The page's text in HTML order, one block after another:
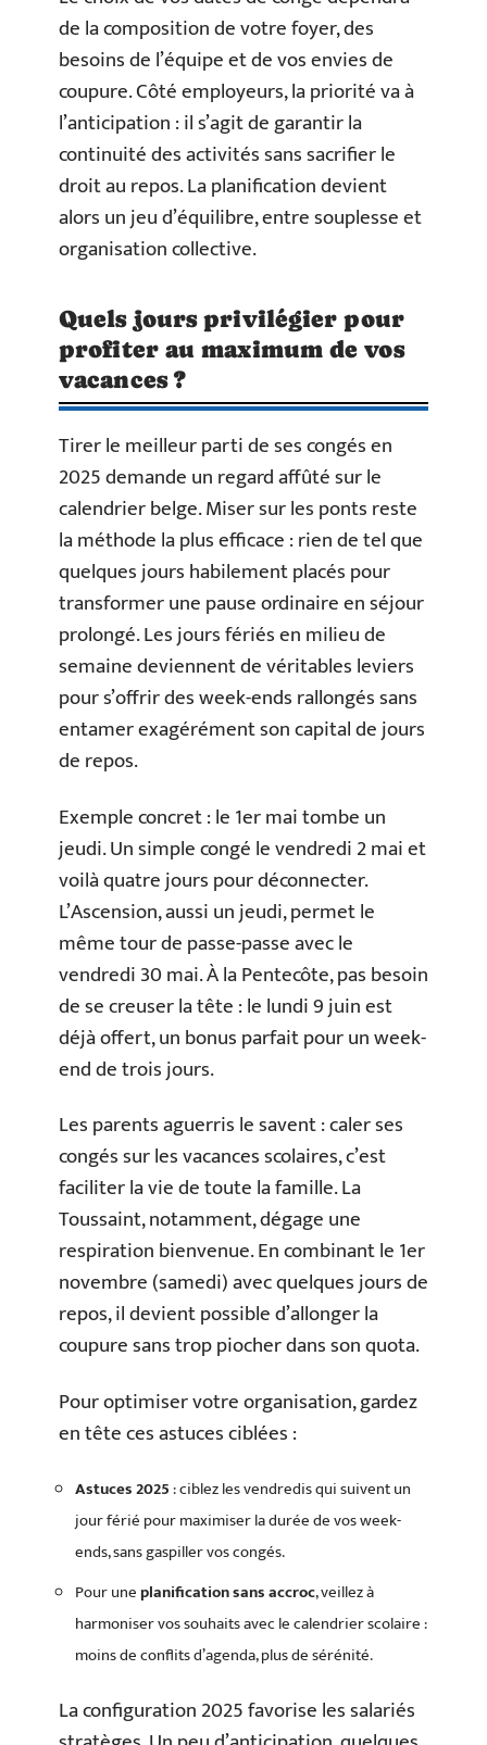
de la composition de votre foyer, des
besoins de l’équipe et de vos envies de
coupure. Côté employeurs, la priorité va à
l’anticipation : il s’agit de garantir la
continuité des activités sans sacrifier le
droit au repos. La planification devient
alors un jeu d’équilibre, entre souplesse et
organisation collective.
Quels jours privilégier pour
profiter au maximum de vos
vacances ?
Tirer le meilleur parti de ses congés en
2025 demande un regard affûté sur le
calendrier belge. Miser sur les ponts reste
la méthode la plus efficace : rien de tel que
quelques jours habilement placés pour
transformer une pause ordinaire en séjour
prolongé. Les jours fériés en milieu de
semaine deviennent de véritables leviers
pour s’offrir des week-ends rallongés sans
entamer exagérément son capital de jours
de repos.
Exemple concret : le 1er mai tombe un
jeudi. Un simple congé le vendredi 2 mai et
voilà quatre jours pour déconnecter.
L’Ascension, aussi un jeudi, permet le
même tour de passe-passe avec le
vendredi 30 mai. À la Pentecôte, pas besoin
de se creuser la tête : le lundi 9 juin est
déjà offert, un bonus parfait pour un week-
end de trois jours.
Les parents aguerris le savent : caler ses
congés sur les vacances scolaires, c’est
faciliter la vie de toute la famille. La
Toussaint, notamment, dégage une
respiration bienvenue. En combinant le 1er
novembre (samedi) avec quelques jours de
repos, il devient possible d’allonger la
coupure sans trop piocher dans son quota.
Pour optimiser votre organisation, gardez
en tête ces astuces ciblées :
Astuces 2025: ciblez les vendredis qui suivent un
jour férié pour maximiser la durée de vos week-
ends, sans gaspiller vos congés.
Pour uneplanification sans accroc, veillez à
harmoniser vos souhaits avec le calendrier scolaire :
moins de conflits d’agenda, plus de sérénité.
La configuration 2025 favorise les salariés